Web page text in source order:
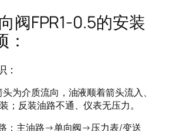
FPR1-0.5的安装
为介质流向，油液顺着箭头流入、
；反装油路不通、仪表无压力。
：主油路→单向阀→压力表/变送